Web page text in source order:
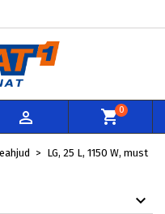
 0
LG, 25 L, 1150 W, must
×
×
Loo soovinimekiri
×
soovinimekirja